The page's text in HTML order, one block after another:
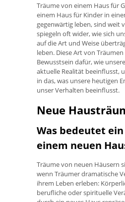
Träume von einem Haus für
einem Haus für Kinder in
gegenwärtig leben, sind weit
spiegeln oft wider, wie sich
auf die Art und Weise
leben. Diese Art von
Bewusstsein dafür, wie
aktuelle Realität beeinflusst,
in das, was unsere heutigen
unser Verhalten beeinflusst.
Neue
Was bedeutet
einem neuen
Träume von neuen Häusern
wenn Träumer dramatische
ihrem Leben erleben:
berufliche oder spirituelle